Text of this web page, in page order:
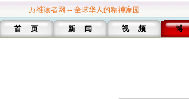
万维读者网 -- 全球华人的精神家园
首 页 新 闻 视 频 博